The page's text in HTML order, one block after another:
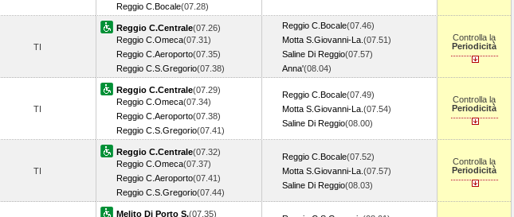
Reggio C.Bocale(07.28)
TI
Reggio C.Centrale(07.26)
Reggio C.Omeca(07.31)
Reggio C.Aeroporto(07.35)
Reggio C.S.Gregorio(07.38)
Reggio C.Bocale(07.46)
Motta S.Giovanni-La. (07.51)
Saline Di Reggio(07.57)
Anna'(08.04)
Controlla la
Periodicità
TI
Reggio C.Centrale(07.29)
Reggio C.Omeca(07.34)
Reggio C.Aeroporto(07.38)
Reggio C.S.Gregorio(07.41)
Reggio C.Bocale(07.49)
Motta S.Giovanni-La. (07.54)
Saline Di Reggio(08.00)
Controlla la
Periodicità
TI
Reggio C.Centrale(07.32)
Reggio C.Omeca(07.37)
Reggio C.Aeroporto(07.41)
Reggio C.S.Gregorio(07.44)
Reggio C.Bocale(07.52)
Motta S.Giovanni-La. (07.57)
Saline Di Reggio(08.03)
Controlla la
Periodicità
Melito Di Porto S.(07.35)